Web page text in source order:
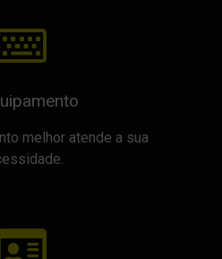
melhor atende a sua